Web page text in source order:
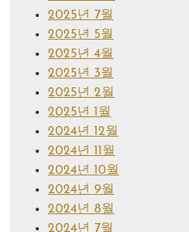
2025년 7월
2025년 5월
2025년 4월
2025년 3월
2025년 2월
2025년 1월
2024년 12월
2024년 11월
2024년 10월
2024년 9월
2024년 8월
2024년 7월